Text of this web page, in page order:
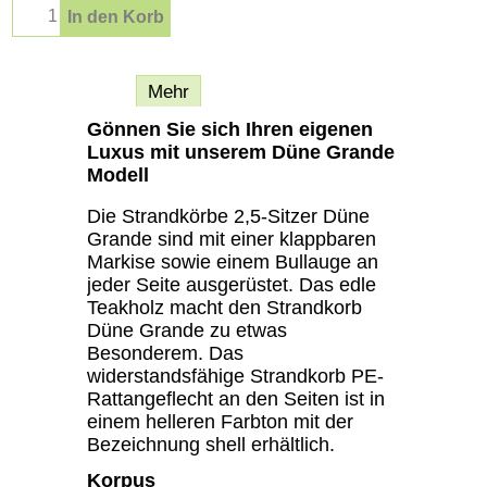
In den Korb
Mehr
Gönnen Sie sich Ihren eigenen
Luxus mit unserem Düne Grande
Modell
Die Strandkörbe 2,5-Sitzer Düne
Grande sind mit einer klappbaren
Markise sowie einem Bullauge an
jeder Seite ausgerüstet. Das edle
Teakholz macht den Strandkorb
Düne Grande zu etwas
Besonderem. Das
widerstandsfähige Strandkorb PE-
Rattangeflecht an den Seiten ist in
einem helleren Farbton mit der
Bezeichnung shell erhältlich.
Korpus